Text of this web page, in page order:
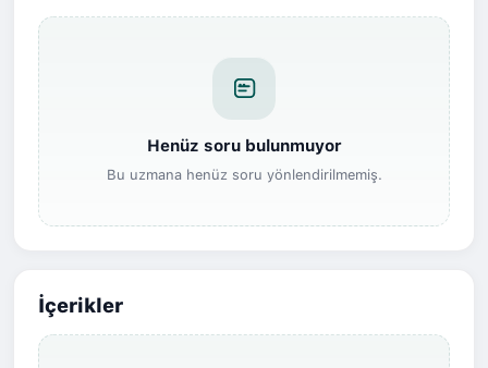
Henüz soru bulunmuyor
Bu uzmana henüz soru yönlendirilmemiş.
İçerikler